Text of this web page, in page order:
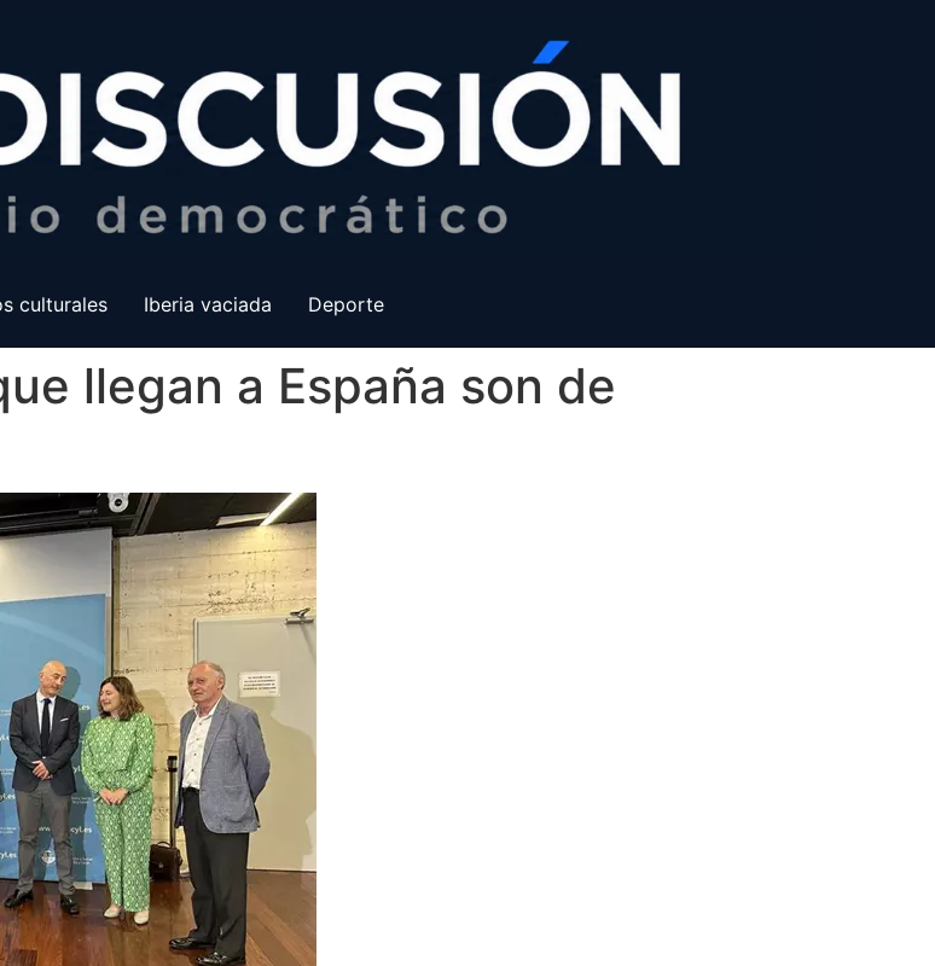
culturales Iberia vaciada Deporte
llegan a España son de